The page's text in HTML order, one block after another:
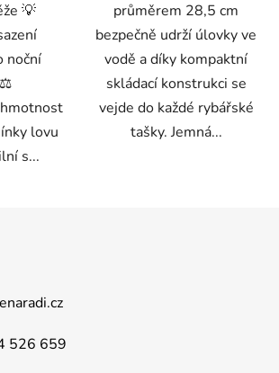
💡
noční
lovu
s...
průměrem 28,5 cm
bezpečně udrží úlovky ve
vodě a díky kompaktní
skládací konstrukci se
vejde do každé rybářské
tašky. Jemná...
526 659